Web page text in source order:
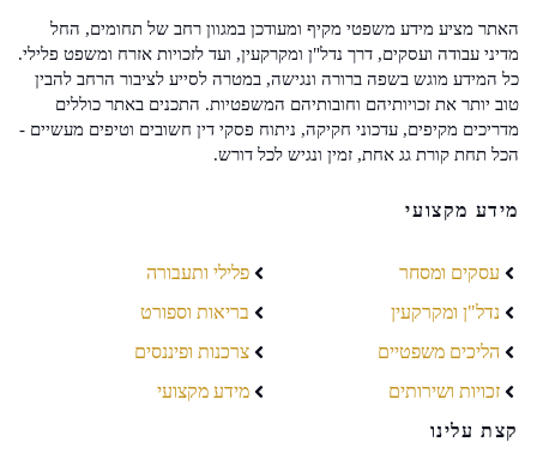
האתר מציע מידע משפטי מקיף ומעודכן במגוון רחב של תחומים, החל
מדיני עבודה ועסקים, דרך נדל"ן ומקרקעין, ועד לזכויות אזרח ומשפט פלילי.
כל המידע מוגש בשפה ברורה ונגישה, במטרה לסייע לציבור הרחב להבין
טוב יותר את זכויותיהם וחובותיהם המשפטיות. התכנים באתר כוללים
מדריכים מקיפים, עדכוני חקיקה, ניתוח פסקי דין חשובים וטיפים מעשיים -
הכל תחת קורת גג אחת, זמין ונגיש לכל דורש.
מידע מקצועי
עסקים ומסחר
נדל"ן ומקרקעין
הליכים משפטיים
זכויות ושירותים
פלילי ותעבורה
בריאות וספורט
צרכנות ופיננסים
מידע מקצועי
קצת עלינו